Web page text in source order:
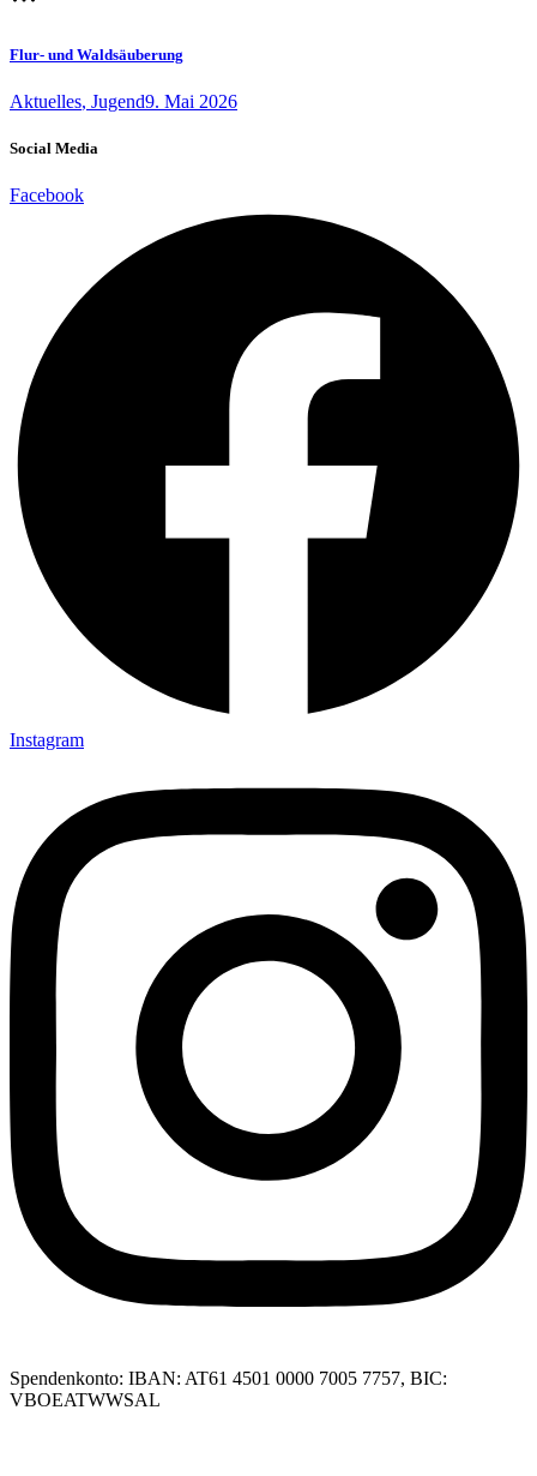
Flur- und Waldsäuberung
Aktuelles, Jugend9. Mai 2026
Social Media
Facebook
Instagram
Spendenkonto: IBAN: AT61 4501 0000 7005 7757, BIC:
VBOEATWWSAL